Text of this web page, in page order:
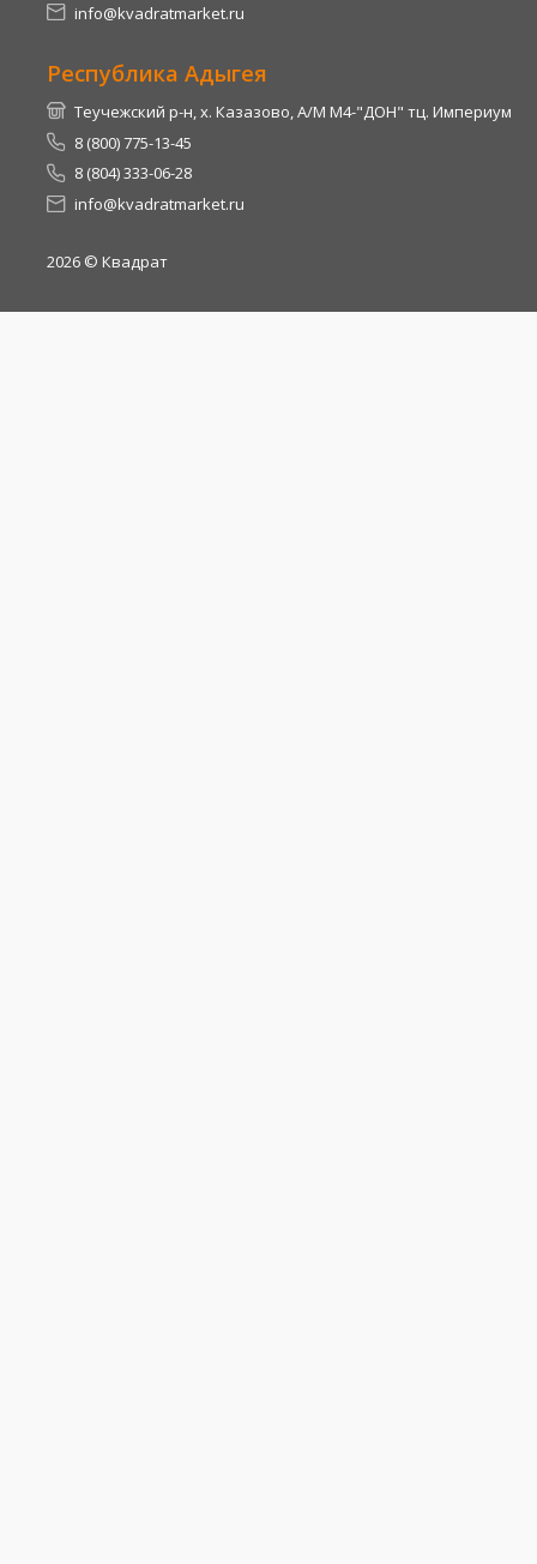
info@kvadratmarket.ru
Республика Адыгея
Теучежский р-н, х. Казазово, А/М М4-"ДОН" тц. Империум
8 (800) 775-13-45
8 (804) 333-06-28
info@kvadratmarket.ru
2026 © Квадрат